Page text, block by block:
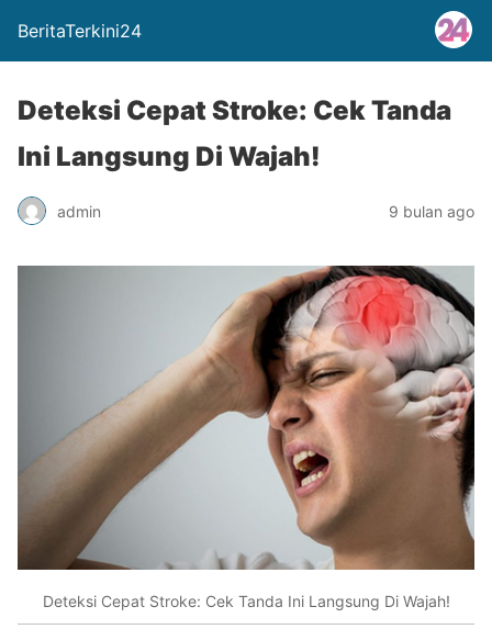
BeritaTerkini24
Deteksi Cepat Stroke: Cek Tanda
Ini Langsung Di Wajah!
admin 9 bulan ago
Deteksi Cepat Stroke: Cek Tanda Ini Langsung Di Wajah!